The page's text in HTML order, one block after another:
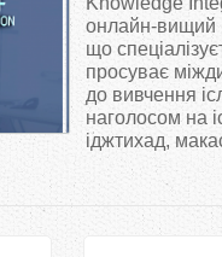
онлайн-вищий
що
просуває
до вивчення
наголосом на
іджтихад,